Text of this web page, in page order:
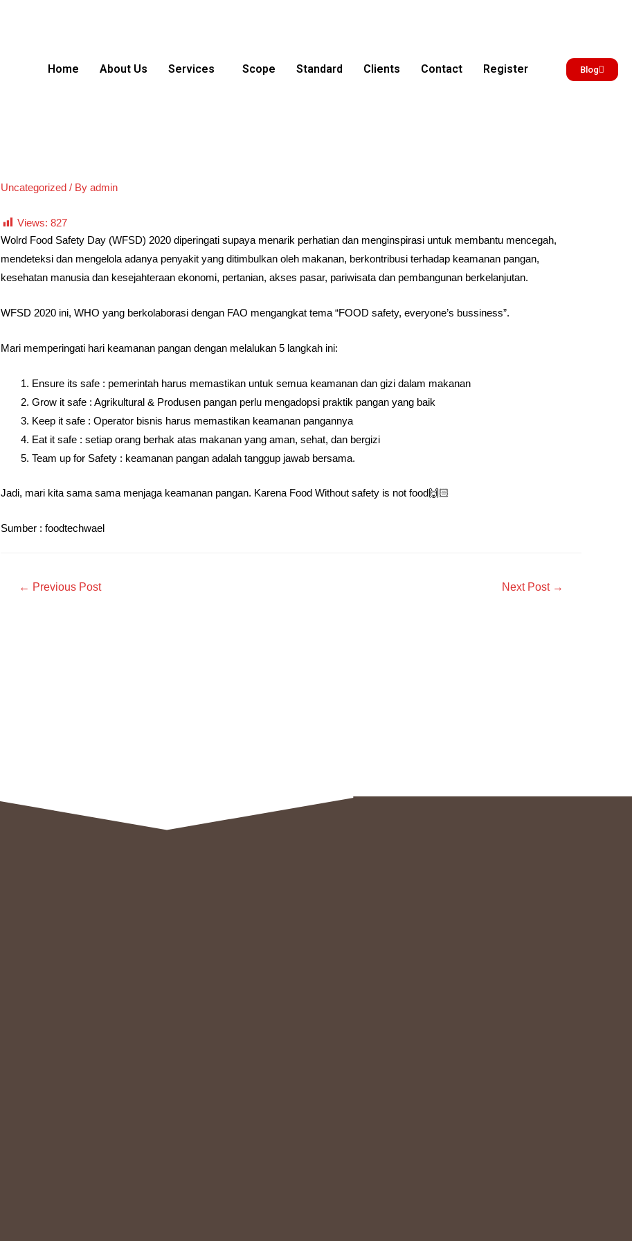
Home About Us Services Scope Standard Clients Contact Register Blog
Uncategorized / By admin
Views: 827
Wolrd Food Safety Day (WFSD) 2020 diperingati supaya menarik perhatian dan menginspirasi untuk membantu mencegah,
mendeteksi dan mengelola adanya penyakit yang ditimbulkan oleh makanan, berkontribusi terhadap keamanan pangan,
kesehatan manusia dan kesejahteraan ekonomi, pertanian, akses pasar, pariwisata dan pembangunan berkelanjutan.
WFSD 2020 ini, WHO yang berkolaborasi dengan FAO mengangkat tema “FOOD safety, everyone’s bussiness”.
Mari memperingati hari keamanan pangan dengan melalukan 5 langkah ini:
Ensure its safe : pemerintah harus memastikan untuk semua keamanan dan gizi dalam makanan
Grow it safe : Agrikultural & Produsen pangan perlu mengadopsi praktik pangan yang baik
Keep it safe : Operator bisnis harus memastikan keamanan pangannya
Eat it safe : setiap orang berhak atas makanan yang aman, sehat, dan bergizi
Team up for Safety : keamanan pangan adalah tanggup jawab bersama.
Jadi, mari kita sama sama menjaga keamanan pangan. Karena Food Without safety is not food🙌🏻
Sumber : foodtechwael
← Previous Post Next Post →